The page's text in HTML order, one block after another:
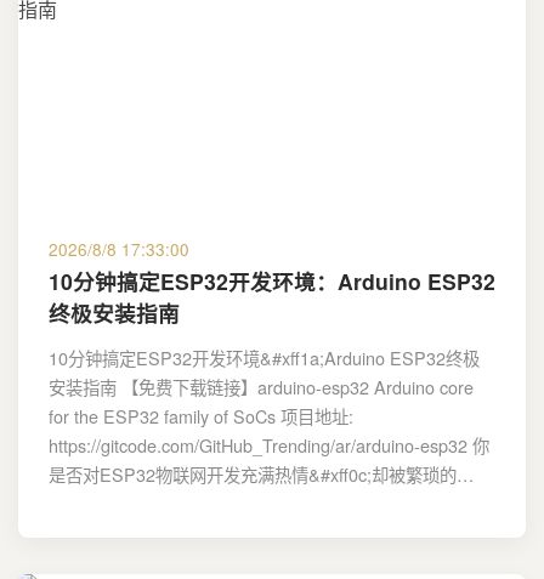
2026/8/8 17:33:00
10分钟搞定ESP32开发环境：Arduino ESP32
终极安装指南
10分钟搞定ESP32开发环境&#xff1a;Arduino ESP32终极
安装指南 【免费下载链接】arduino-esp32 Arduino core
for the ESP32 family of SoCs 项目地址:
https://gitcode.com/GitHub_Trending/ar/arduino-esp32 你
是否对ESP32物联网开发充满热情&#xff0c;却被繁琐的…